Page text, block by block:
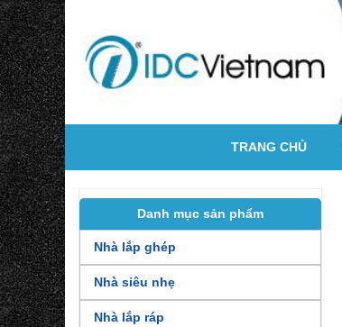
TRANG CHỦ
Danh mục sản phẩm
Nhà lắp ghép
Nhà siêu nhẹ
Nhà lắp ráp